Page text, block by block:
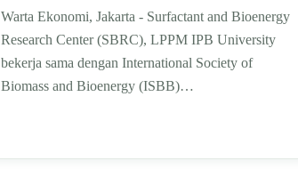
Warta Ekonomi, Jakarta - Surfactant and Bioenergy
Research Center (SBRC), LPPM IPB University
bekerja sama dengan International Society of
Biomass and Bioenergy (ISBB)…